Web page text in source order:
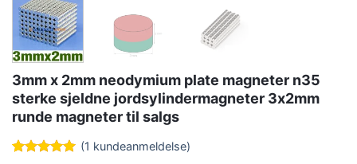
3mm x 2mm neodymium plate magneter n35
sterke sjeldne jordsylindermagneter 3x2mm
runde magneter til salgs
(1 kundeanmeldelse)